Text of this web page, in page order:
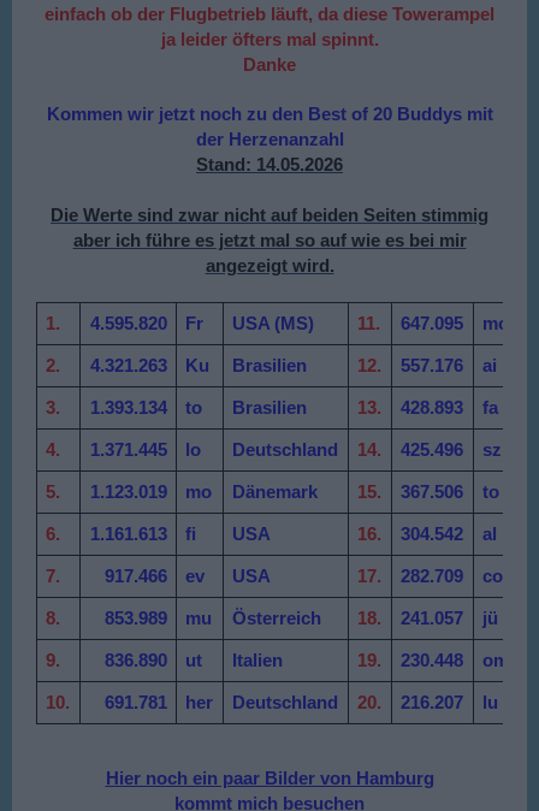
einfach ob der Flugbetrieb läuft, da diese Towerampel
ja leider öfters mal spinnt.
Danke
Kommen wir jetzt noch zu den Best of 20 Buddys mit
der Herzenanzahl
Stand: 14.05.2026
Die Werte sind zwar nicht auf beiden Seiten stimmig
aber ich führe es jetzt mal so auf wie es bei mir
angezeigt wird.
1. 4.595.820 Fr USA (MS) 11. 647.095 mo
2. 4.321.263 Ku Brasilien 12. 557.176 ai
3. 1.393.134 to Brasilien 13. 428.893 fa
4. 1.371.445 lo Deutschland 14. 425.496 sz
5. 1.123.019 mo Dänemark 15. 367.506 to
6. 1.161.613 fi USA 16. 304.542 al
7. 917.466 ev USA 17. 282.709 co
8. 853.989 mu Österreich 18. 241.057 jü
9. 836.890 ut Italien 19. 230.448 om
10. 691.781 her Deutschland 20. 216.207 lu
Hier noch ein paar Bilder von Hamburg
kommt mich besuchen